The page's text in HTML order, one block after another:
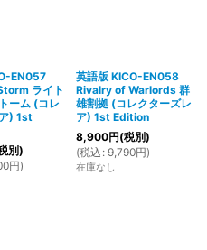
EN057
ライト
ーム (コレ
) 1st
別)
円)
英語版 KICO-EN058
Rivalry of Warlords 群
雄割拠 (コレクターズレ
ア) 1st Edition
8,900円(税別)
(税込 : 9,790円)
在庫なし